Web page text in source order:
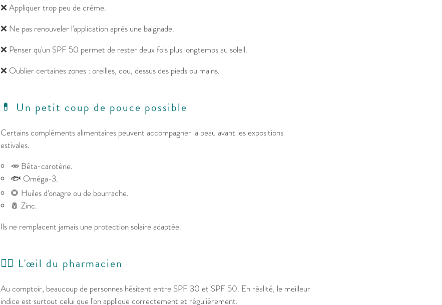
❌ Appliquer trop peu de crème.
❌ Ne pas renouveler l'application après une baignade.
❌ Penser qu'un SPF 50 permet de rester deux fois plus longtemps au soleil.
❌ Oublier certaines zones : oreilles, cou, dessus des pieds ou mains.
💊 Un petit coup de pouce possible
Certains compléments alimentaires peuvent accompagner la peau avant les expositions
estivales.
🥕 Bêta-carotène.
🐟 Oméga-3.
🌻 Huiles d'onagre ou de bourrache.
🧂 Zinc.
Ils ne remplacent jamais une protection solaire adaptée.
👩‍⚕️ L'œil du pharmacien
Au comptoir, beaucoup de personnes hésitent entre SPF 30 et SPF 50. En réalité, le meilleur
indice est surtout celui que l'on applique correctement et régulièrement.